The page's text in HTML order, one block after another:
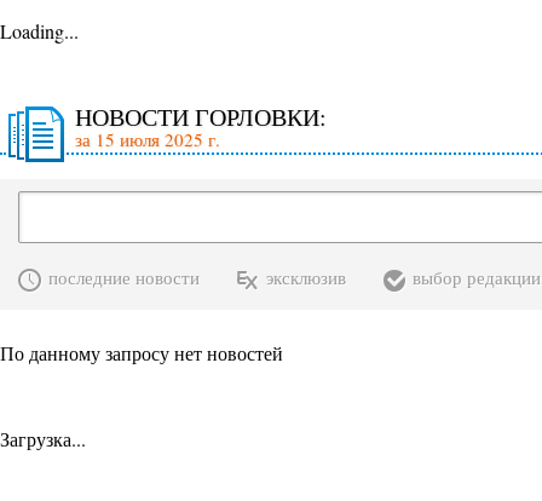
Loading...
НОВОСТИ ГОРЛОВКИ:
за 15 июля 2025 г.
последние новости эксклюзив выбор редакции
По данному запросу нет новостей
Загрузка...